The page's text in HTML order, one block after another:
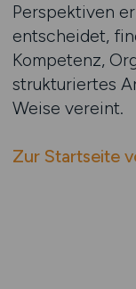
Perspektiven
entscheidet,
Kompetenz,
strukturiertes
Weise vereint.
Zur Startseite